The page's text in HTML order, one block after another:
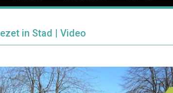
in Stad | Video